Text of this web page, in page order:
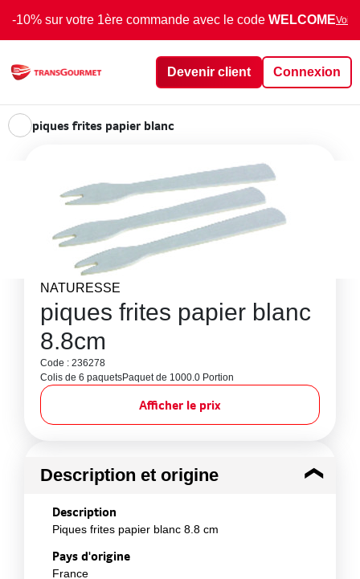
-10% sur votre 1ère commande avec le code WELCOMEVoir
Devenir client Connexion
piques frites papier blanc
NATURESSE
piques frites papier blanc
8.8cm
Code : 236278
Colis de 6 paquetsPaquet de 1000.0 Portion
Afficher le prix
Description et origine
Description
Piques frites papier blanc 8.8 cm
Pays d'origine
France